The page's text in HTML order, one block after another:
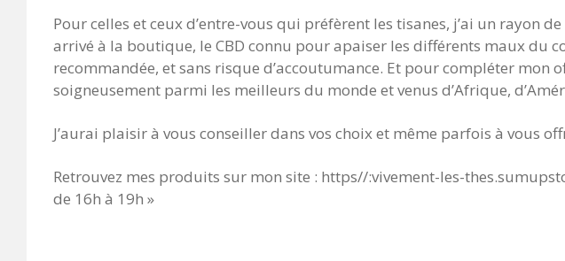
Pour celles et ceux d’entre-vous qui préfèrent les tisanes, j’ai un
arrivé à la boutique, le CBD connu pour apaiser les différents maux du
recommandée, et sans risque d’accoutumance. Et pour compléter mon
soigneusement parmi les meilleurs du monde et venus d’Afrique,
J’aurai plaisir à vous conseiller dans vos choix et même parfois à vous
Retrouvez mes produits sur mon site : https//:vivement-les-
de 16h à 19h »